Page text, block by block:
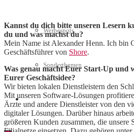
Werbespots
Sonderthemen
Geschäftskonto eröffnen
Kannst du dich bitte unseren Lesern
du und was machst du?
Mein Name ist Alexander Henn. Ich bin
Geschäftsführer von Shore.
Was genau macht Euer Start-Up und
Eurer Geschäftsidee?
Wir bieten lokalen Dienstleistern den
Mit unseren Software-Lösungen
Ärzte und andere Dienstleister von den
digitaler Lösungen. Darüber hinaus
größeren Kunden zusammen, die unsere